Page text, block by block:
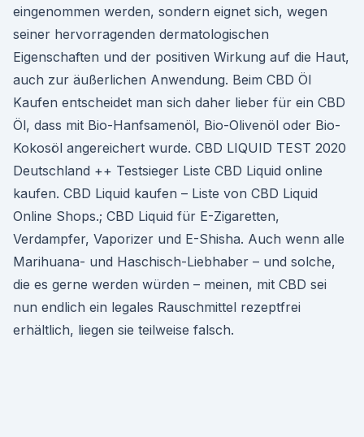
eingenommen werden, sondern eignet sich, wegen
seiner hervorragenden dermatologischen
Eigenschaften und der positiven Wirkung auf die Haut,
auch zur äußerlichen Anwendung. Beim CBD Öl
Kaufen entscheidet man sich daher lieber für ein CBD
Öl, dass mit Bio-Hanfsamenöl, Bio-Olivenöl oder Bio-
Kokosöl angereichert wurde. CBD LIQUID TEST 2020
Deutschland ++ Testsieger Liste CBD Liquid online
kaufen. CBD Liquid kaufen – Liste von CBD Liquid
Online Shops.; CBD Liquid für E-Zigaretten,
Verdampfer, Vaporizer und E-Shisha. Auch wenn alle
Marihuana- und Haschisch-Liebhaber – und solche,
die es gerne werden würden – meinen, mit CBD sei
nun endlich ein legales Rauschmittel rezeptfrei
erhältlich, liegen sie teilweise falsch.